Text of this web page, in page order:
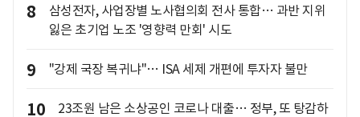
8
삼성전자, 사업장별 노사협의회 전사 통합… 과반 지위
잃은 초기업 노조 '영향력 만회' 시도
9 "강제 국장 복귀냐"… ISA 세제 개편에 투자자 불만
10
23조원 남은 소상공인 코로나 대출… 정부, 또 탕감하